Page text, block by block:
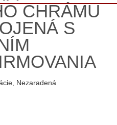
CHRÁMU
S
Nezaradená